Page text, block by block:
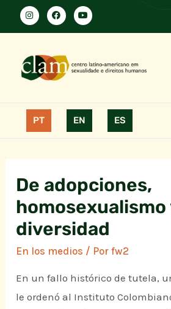
PT EN ES
De adopciones,
homosexualismo
diversidad
En los medios / Porfw2
En un fallo histórico de tutela,
le ordenó al Instituto